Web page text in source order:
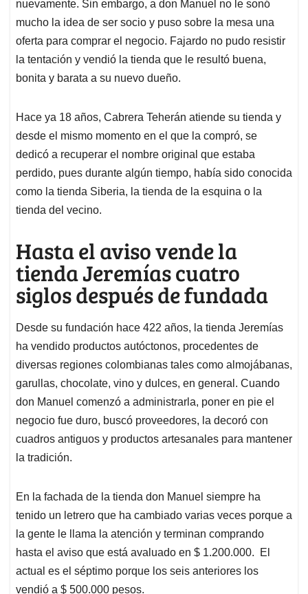
nuevamente. Sin embargo, a don Manuel no le sonó
mucho la idea de ser socio y puso sobre la mesa una
oferta para comprar el negocio. Fajardo no pudo resistir
la tentación y vendió la tienda que le resultó buena,
bonita y barata a su nuevo dueño.
Hace ya 18 años, Cabrera Teherán atiende su tienda y
desde el mismo momento en el que la compró, se
dedicó a recuperar el nombre original que estaba
perdido, pues durante algún tiempo, había sido conocida
como la tienda Siberia, la tienda de la esquina o la
tienda del vecino.
Hasta el aviso vende la
tienda Jeremías cuatro
siglos después de fundada
Desde su fundación hace 422 años, la tienda Jeremías
ha vendido productos autóctonos, procedentes de
diversas regiones colombianas tales como almojábanas,
garullas, chocolate, vino y dulces, en general. Cuando
don Manuel comenzó a administrarla, poner en pie el
negocio fue duro, buscó proveedores, la decoró con
cuadros antiguos y productos artesanales para mantener
la tradición.
En la fachada de la tienda don Manuel siempre ha
tenido un letrero que ha cambiado varias veces porque a
la gente le llama la atención y terminan comprando
hasta el aviso que está avaluado en $ 1.200.000. El
actual es el séptimo porque los seis anteriores los
vendió a $ 500.000 pesos.